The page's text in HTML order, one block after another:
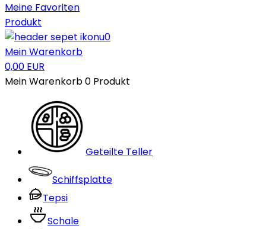
Meine Favoriten
Produkt
0
Mein Warenkorb
0,00 EUR
Mein Warenkorb0 Produkt
Geteilte Teller
Schiffsplatte
Tepsi
Schale